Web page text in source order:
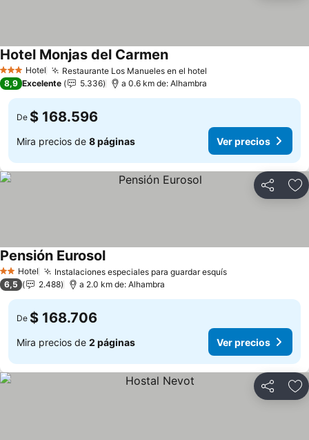
3 Estrellas
Hotel Restaurante Los Manueles en el hotel
Hotel Monjas del Carmen
8,9 Excelente 5.336 a 0.6 km de: Alhambra
De $ 168.596
Mira precios de 8 páginas Ver precios
Compartir
2 Estrellas
Hotel Instalaciones especiales para guardar esquís
Pensión Eurosol
6,5 2.488 a 2.0 km de: Alhambra
De $ 168.706
Mira precios de 2 páginas Ver precios
Compartir